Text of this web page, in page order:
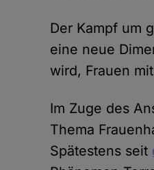
Der Kampf um
eine neue
wird, Frauen
Im Zuge des
Thema
Spätestens seit